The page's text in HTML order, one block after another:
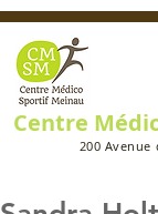
Centre
200 Avenue